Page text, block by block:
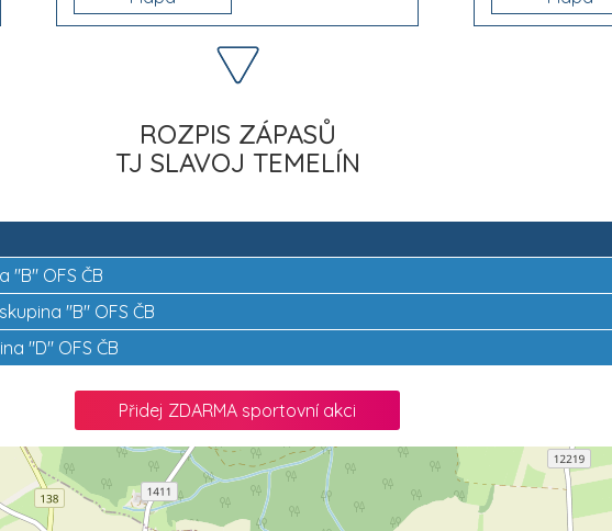
ROZPIS ZÁPASŮ
TJ SLAVOJ TEMELÍN
"B" OFS ČB
"B" OFS ČB
"D" OFS ČB
Přidej ZDARMA sportovní akci